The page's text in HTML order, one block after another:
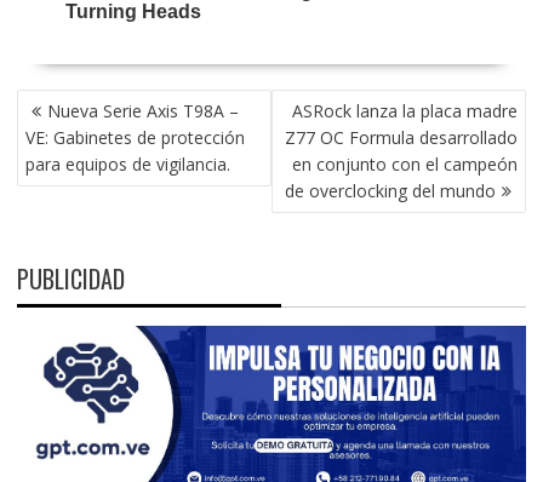
NAVEGACIÓN
DE
ENTRADAS
Nueva Serie Axis T98A –
VE: Gabinetes de protección
para equipos de vigilancia.
ASRock lanza la placa madre
Z77 OC Formula desarrollado
en conjunto con el campeón
de overclocking del mundo
PUBLICIDAD